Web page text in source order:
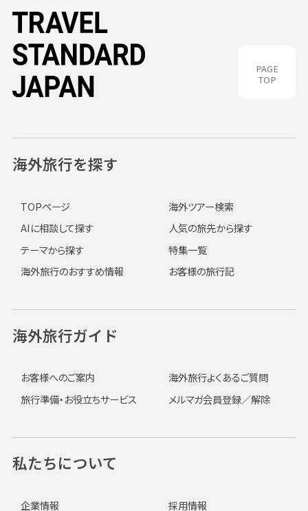
PAGE
TOP
海外旅行を探す
TOPページ
海外ツアー検索
AIに相談して探す
人気の旅先から探す
テーマから探す
特集一覧
海外旅行のおすすめ情報
お客様の旅行記
海外旅行ガイド
お客様へのご案内
海外旅行よくあるご質問
旅行準備・お役立ちサービス
メルマガ会員登録／解除
私たちについて
企業情報 採用情報